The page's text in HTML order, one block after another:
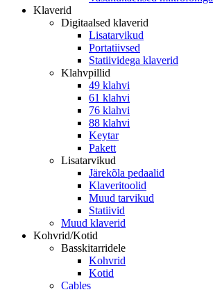
Klaverid
Digitaalsed klaverid
Lisatarvikud
Portatiivsed
Statiividega klaverid
Klahvpillid
49 klahvi
61 klahvi
76 klahvi
88 klahvi
Keytar
Pakett
Lisatarvikud
Järekõla pedaalid
Klaveritoolid
Muud tarvikud
Statiivid
Muud klaverid
Kohvrid/Kotid
Basskitarridele
Kohvrid
Kotid
Cables